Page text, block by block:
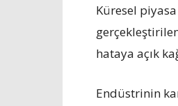
Küresel
hataya açık
Endüstrinin